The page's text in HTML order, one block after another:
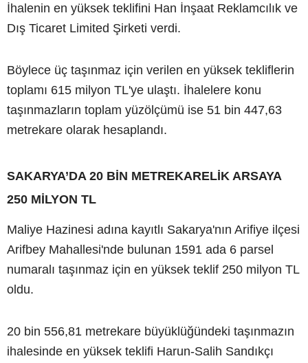
İhalenin en yüksek teklifini Han İnşaat Reklamcılık ve
Dış Ticaret Limited Şirketi verdi.
Böylece üç taşınmaz için verilen en yüksek tekliflerin
toplamı 615 milyon TL'ye ulaştı. İhalelere konu
taşınmazların toplam yüzölçümü ise 51 bin 447,63
metrekare olarak hesaplandı.
SAKARYA’DA 20 BİN METREKARELİK ARSAYA
250 MİLYON TL
Maliye Hazinesi adına kayıtlı Sakarya'nın Arifiye ilçesi
Arifbey Mahallesi'nde bulunan 1591 ada 6 parsel
numaralı taşınmaz için en yüksek teklif 250 milyon TL
oldu.
20 bin 556,81 metrekare büyüklüğündeki taşınmazın
ihalesinde en yüksek teklifi Harun-Salih Sandıkçı